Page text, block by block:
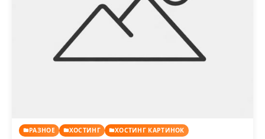
РАЗНОЕ ХОСТИНГ ХОСТИНГ КАРТИНОК